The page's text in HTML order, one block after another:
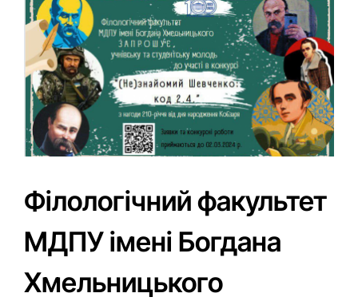
Філологічний факультет
МДПУ імені Богдана
Хмельницького